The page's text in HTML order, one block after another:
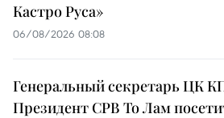
Кастро Руса»
06/08/2026 08:08
Генеральный секретарь ЦК
Президент СРВ То Лам